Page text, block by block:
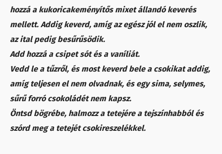
hozzá a kukoricakeményítős mixet állandó keverés
mellett. Addig keverd, amíg az egész jól el nem oszlik,
az ital pedig besűrűsödik.
Add hozzá a csipet sót és a vaníliát.
Vedd le a tűzről, és most keverd bele a csokikat addig,
amíg teljesen el nem olvadnak, és egy sima, selymes,
sűrű forró csokoládét nem kapsz.
Öntsd bögrébe, halmozz a tetejére a tejszínhabból és
szórd meg a tetejét csokireszelékkel.